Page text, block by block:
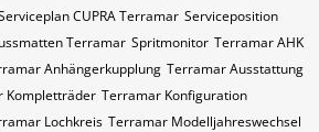
CUPRA Terramar Serviceposition
Terramar Spritmonitor Terramar AHK
Anhängerkupplung Terramar Ausstattung
Kompletträder Terramar Konfiguration
Lochkreis Terramar Modelljahreswechsel